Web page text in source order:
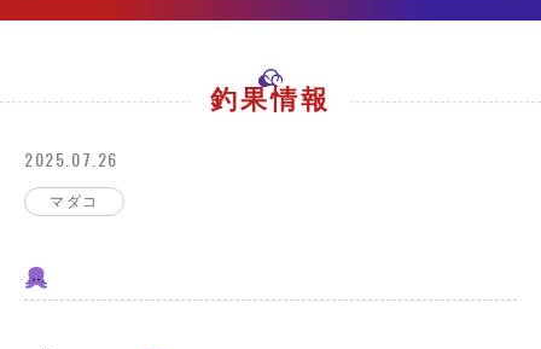
出船予定
駐車場・アクセス
お知らせ
釣果情報
2025.07.26
マダコ